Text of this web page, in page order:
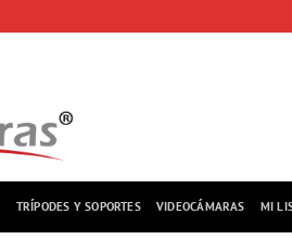
TRÍPODES Y SOPORTES VIDEOCÁMARAS MI